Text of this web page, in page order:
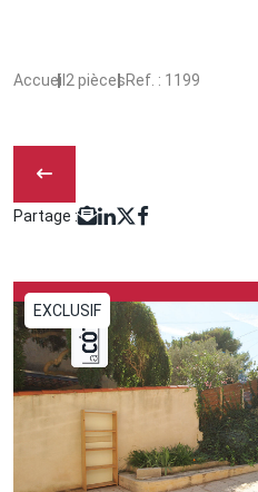
Accueil2 piècesRef. : 1199
Partage :
EXCLUSIF